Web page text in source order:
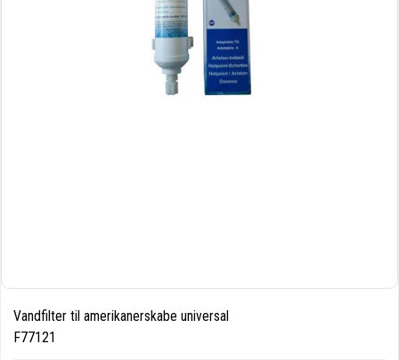
Vandfilter til amerikanerskabe universal
F77121